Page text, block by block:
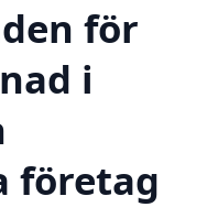
för
i
företag